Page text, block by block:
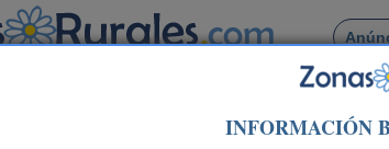
Busca por pueblo
> Casa Las Palmeras
INFORMACIÓN